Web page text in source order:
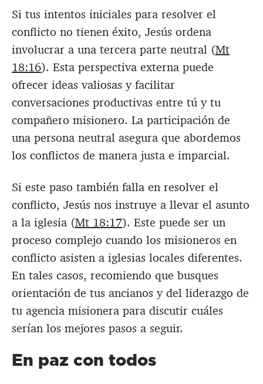
Si tus intentos iniciales para resolver el
conflicto no tienen éxito, Jesús ordena
involucrar a una tercera parte neutral (Mt
18:16). Esta perspectiva externa puede
ofrecer ideas valiosas y facilitar
conversaciones productivas entre tú y tu
compañero misionero. La participación de
una persona neutral asegura que abordemos
los conflictos de manera justa e imparcial.
Si este paso también falla en resolver el
conflicto, Jesús nos instruye a llevar el asunto
a la iglesia (Mt 18:17). Este puede ser un
proceso complejo cuando los misioneros en
conflicto asisten a iglesias locales diferentes.
En tales casos, recomiendo que busques
orientación de tus ancianos y del liderazgo de
tu agencia misionera para discutir cuáles
serían los mejores pasos a seguir.
En paz con todos